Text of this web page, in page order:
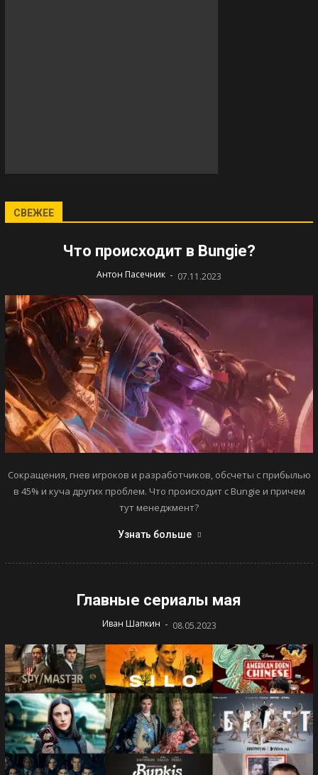
СВЕЖЕЕ
Что происходит в Bungie?
Антон Пасечник - 07.11.2023
Сокращения, гнев игроков и разработчиков, обсчеты с прибылью
в 45% и куча других проблем. Что происходит с Bungie и причем
тут менеджмент?
Узнать больше
Главные сериалы мая
Иван Шапкин - 08.05.2023